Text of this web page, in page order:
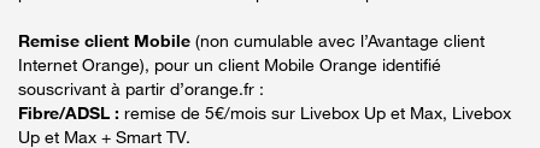
Remise client Mobile (non cumulable avec l’Avantage client
Internet Orange), pour un client Mobile Orange identifié
souscrivant à partir d’orange.fr :
Fibre/ADSL : remise de 5€/mois sur Livebox Up et Max, Livebox
Up et Max + Smart TV.